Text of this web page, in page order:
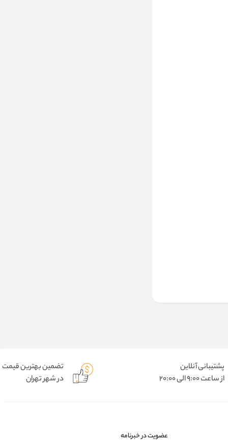
پشتیبانی آنلاین
از ساعت 9:00 الی 20:00
تضمین بهترین قیمت
در شهر تهران
عضویت در خبرنامه